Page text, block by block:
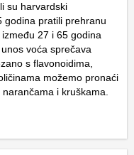
su harvardski
godina pratili prehranu
27 i 65 godina
voća sprečava
s flavonoidima,
možemo pronaći
i kruškama.